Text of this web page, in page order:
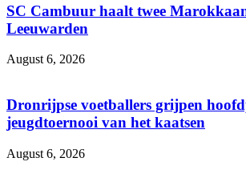
SC Cambuur haalt twee
Leeuwarden
August 6, 2026
Dronrijpse voetballers grijpen
jeugdtoernooi van het kaatsen
August 6, 2026